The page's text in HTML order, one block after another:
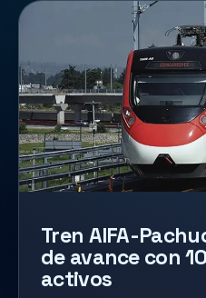
Tren AIFA-
de avance con
activos